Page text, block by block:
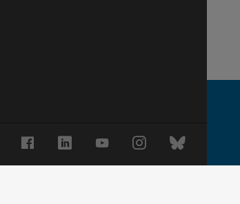
FacebookLinkedInYouTubeInstagramBluesky